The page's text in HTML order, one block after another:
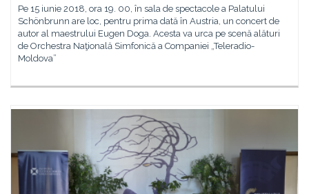
Pe 15 iunie 2018, ora 19. 00, în sala de spectacole a Palatului
Schönbrunn are loc, pentru prima dată în Austria, un concert de
autor al maestrului Eugen Doga. Acesta va urca pe scenă alături
de Orchestra Naţională Simfonică a Companiei „Teleradio-
Moldova”